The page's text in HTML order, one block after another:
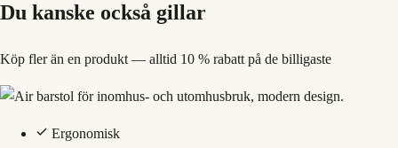
Du kanske också gillar
Köp fler än en produkt — alltid 10 % rabatt på de billigaste
Ergonomisk